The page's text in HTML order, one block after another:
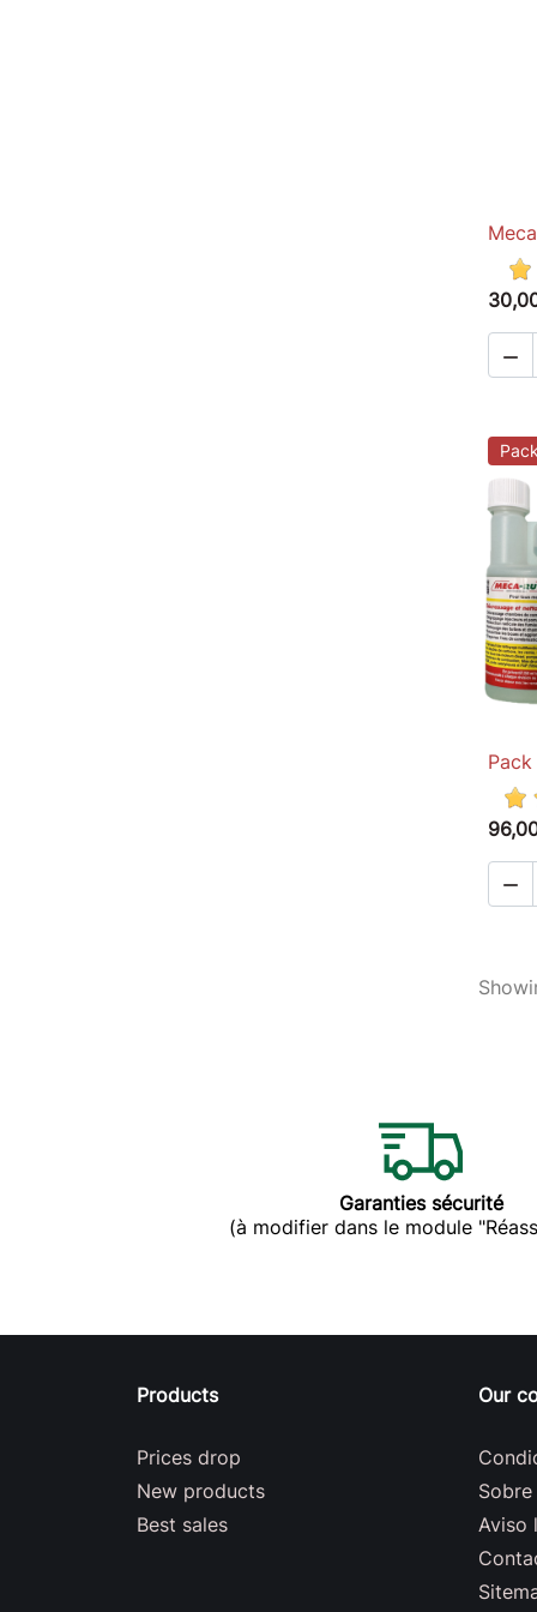

Pack
Pack

Garanties sécurité
(à modifier dans le module
Products
Prices drop
New products
Best sales
Our
Sobre
Aviso